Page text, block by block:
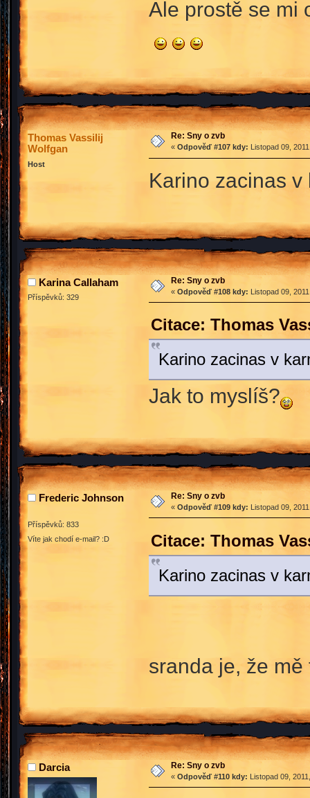
Ale prostě se mi
Thomas Vassilij
Wolfgan
Host
Re: Sny o zvb
« Odpověď #107 kdy: Listopad 09,
Karino zacinas
Karina Callaham
Příspěvků: 329
Re: Sny o zvb
« Odpověď #108 kdy: Listopad 09,
Citace: Thomas
Karino zacinas v
Jak to myslíš?
Frederic Johnson
Příspěvků: 833
Víte jak chodí e-mail? :D
Re: Sny o zvb
« Odpověď #109 kdy: Listopad 09,
Citace: Thomas
Karino zacinas v
sranda je, že
Darcia Re: Sny o zvb
« Odpověď #110 kdy: Listopad 09,